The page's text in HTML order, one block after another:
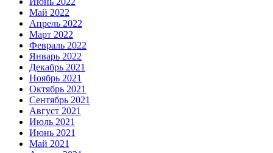
Май 2022
Апрель 2022
Март 2022
Февраль 2022
Январь 2022
Декабрь 2021
Ноябрь 2021
Октябрь 2021
Сентябрь 2021
Август 2021
Июль 2021
Июнь 2021
Май 2021